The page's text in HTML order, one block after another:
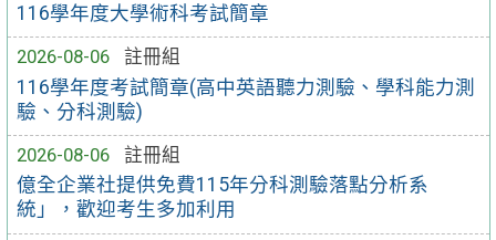
116學年度大學術科考試簡章
2026-08-06
註冊組
116學年度考試簡章(高中英語聽力測驗、學科能力測
驗、分科測驗)
2026-08-06
註冊組
億全企業社提供免費115年分科測驗落點分析系
統」，歡迎考生多加利用